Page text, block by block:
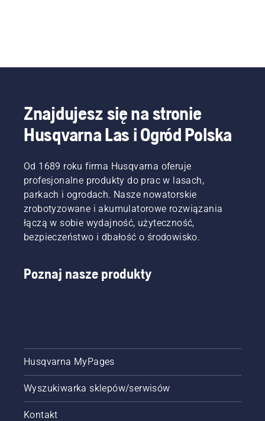
Znajdujesz się na stronie
Husqvarna Las i Ogród Polska
Od 1689 roku firma Husqvarna oferuje
profesjonalne produkty do prac w lasach,
parkach i ogrodach. Nasze nowatorskie
zrobotyzowane i akumulatorowe rozwiązania
łączą w sobie wydajność, użyteczność,
bezpieczeństwo i dbałość o środowisko.
Poznaj nasze produkty
Husqvarna MyPages
Wyszukiwarka sklepów/serwisów
Kontakt